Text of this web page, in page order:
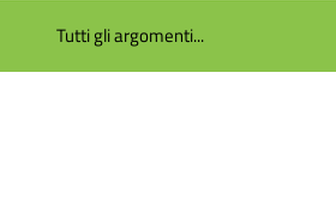
Tutti gli argomenti...